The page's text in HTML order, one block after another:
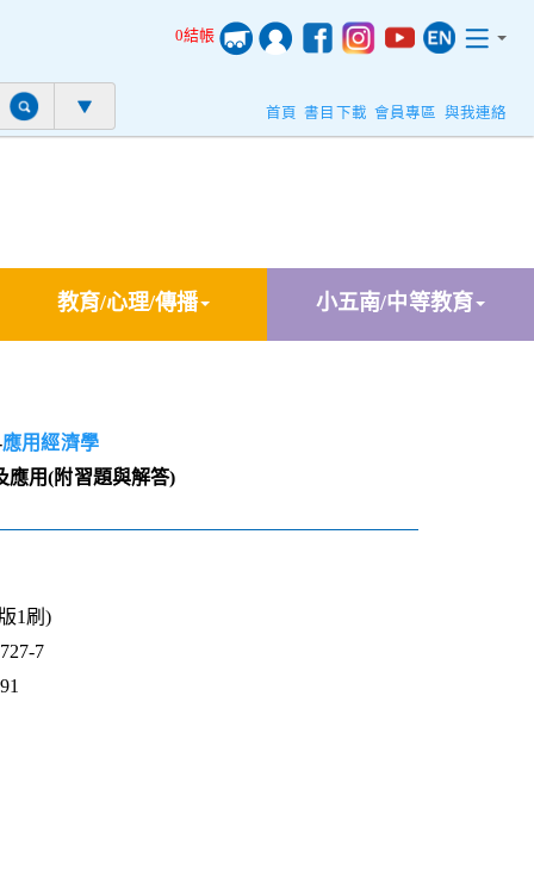
0結帳
首頁 書目下載 會員專區 與我連絡
教育/心理/傳播 小五南/中等教育
應用經濟學
應用(附習題與解答)
1刷)
7